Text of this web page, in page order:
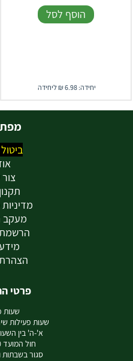
הוסף לסל
יחידה: 6.98 ₪ ליחידה
מעקב
פרטי
שעות
שעות פעילות
א'-ה' בין השעות 09:00-
חול המועד 09:00-14:00
סגור בשבתות